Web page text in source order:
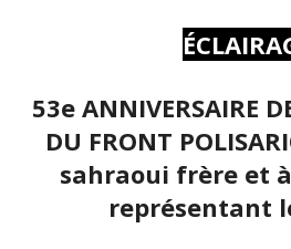
53e ANNIVERSAIRE
DU FRONT
sahraoui frère et
représentant